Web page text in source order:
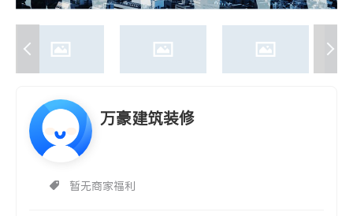
万豪建筑装修
暂无商家福利